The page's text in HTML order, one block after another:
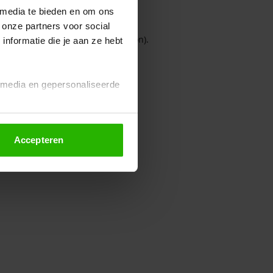
te bieden en om ons
partners voor social
die je aan ze hebt
en gepersonaliseerde
altijd wijzigen of
Accepteren
console for more information).